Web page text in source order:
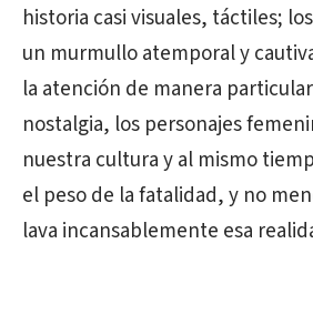
historia casi visuales, táctiles;
un murmullo atemporal y
la atención de manera
nostalgia, los personajes
nuestra cultura y al mismo
el peso de la fatalidad, y no
lava incansablemente esa